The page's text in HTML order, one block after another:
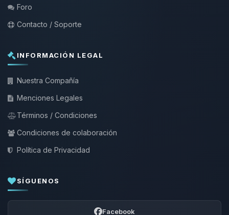
Foro
Contacto / Soporte
INFORMACIÓN LEGAL
Nuestra Compañía
Menciones Legales
Términos / Condiciones
Condiciones de colaboración
Política de Privacidad
SÍGUENOS
Facebook